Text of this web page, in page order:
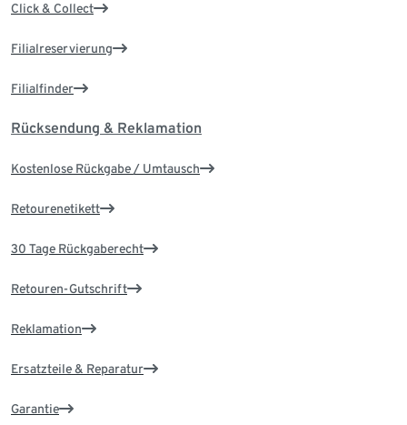
Click & Collect
Filialreservierung
Filialfinder
Rücksendung & Reklamation
Kostenlose Rückgabe / Umtausch
Retourenetikett
30 Tage Rückgaberecht
Retouren-Gutschrift
Reklamation
Ersatzteile & Reparatur
Garantie